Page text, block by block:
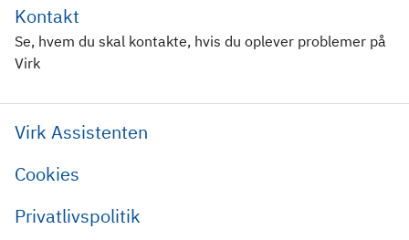
Kontakt
Se, hvem du skal kontakte, hvis du oplever problemer på
Virk
Virk Assistenten
Cookies
Privatlivspolitik